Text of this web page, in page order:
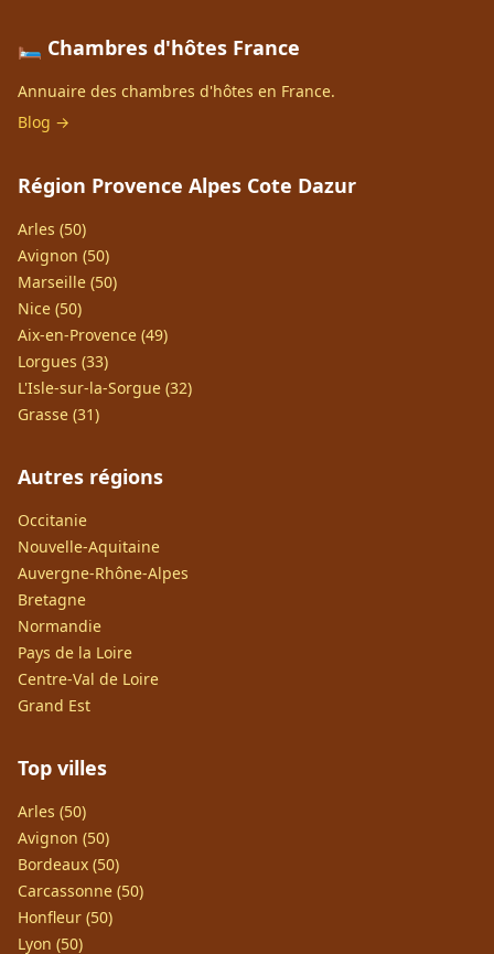
🛏️ Chambres d'hôtes France
Annuaire des chambres d'hôtes en France.
Blog →
Région Provence Alpes Cote Dazur
Arles (50)
Avignon (50)
Marseille (50)
Nice (50)
Aix-en-Provence (49)
Lorgues (33)
L'Isle-sur-la-Sorgue (32)
Grasse (31)
Autres régions
Occitanie
Nouvelle-Aquitaine
Auvergne-Rhône-Alpes
Bretagne
Normandie
Pays de la Loire
Centre-Val de Loire
Grand Est
Top villes
Arles (50)
Avignon (50)
Bordeaux (50)
Carcassonne (50)
Honfleur (50)
Lyon (50)